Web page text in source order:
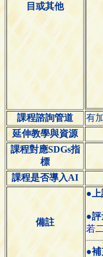
目或其他
課程諮詢管道
有
延伸教學與資源
課程對應SDGs指
標
課程是否導入AI
備註
●上
●評
若
●補